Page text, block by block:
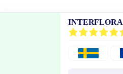
INTERFLORA